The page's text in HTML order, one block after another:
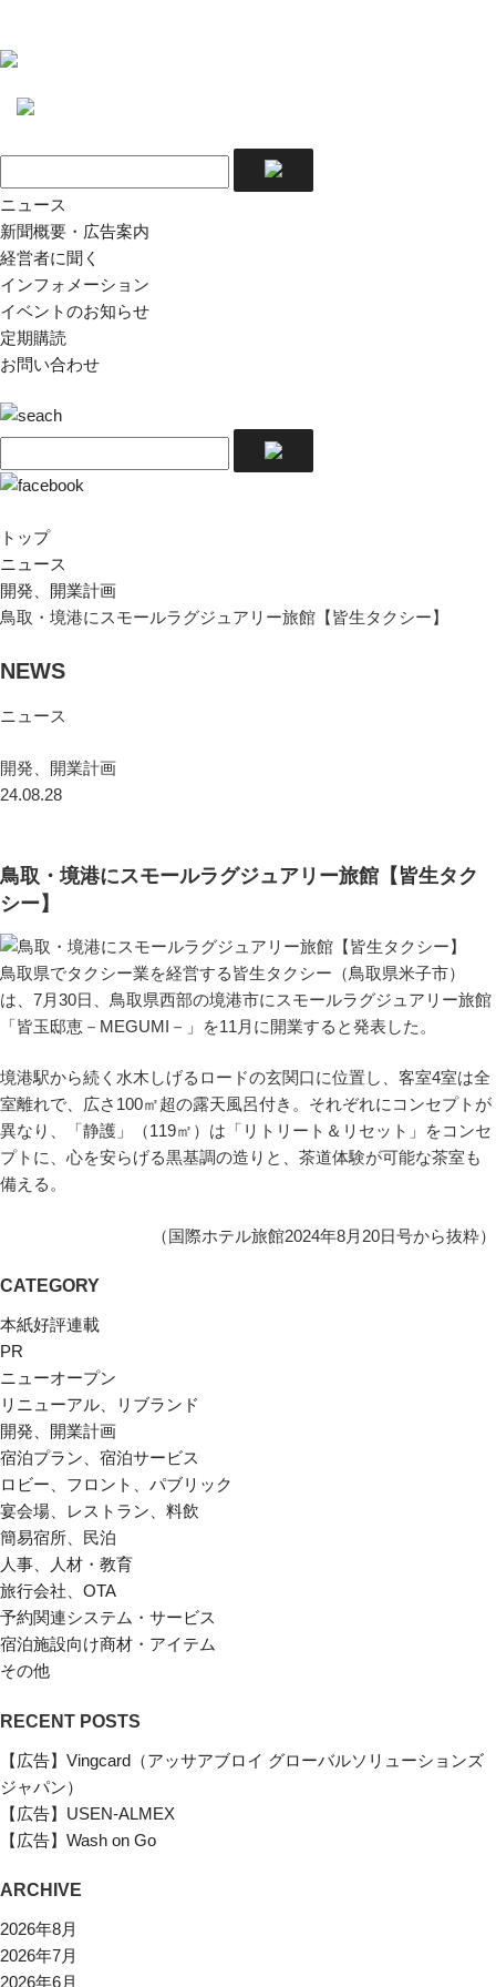
ニュース
新聞概要・広告案内
経営者に聞く
インフォメーション
イベントのお知らせ
定期購読
お問い合わせ
トップ
ニュース
開発、開業計画
鳥取・境港にスモールラグジュアリー旅館【皆生タクシー】
NEWS
ニュース
開発、開業計画
24.08.28
鳥取・境港にスモールラグジュアリー旅館【皆生タク
シー】
鳥取県でタクシー業を経営する皆生タクシー（鳥取県米子市）
は、7月30日、鳥取県西部の境港市にスモールラグジュアリー旅館
「皆玉邸恵－MEGUMI－」を11月に開業すると発表した。
境港駅から続く水木しげるロードの玄関口に位置し、客室4室は全
室離れで、広さ100㎡超の露天風呂付き。それぞれにコンセプトが
異なり、「静護」（119㎡）は「リトリート＆リセット」をコンセ
プトに、心を安らげる黒基調の造りと、茶道体験が可能な茶室も
備える。
（国際ホテル旅館2024年8月20日号から抜粋）
CATEGORY
本紙好評連載
PR
ニューオープン
リニューアル、リブランド
開発、開業計画
宿泊プラン、宿泊サービス
ロビー、フロント、パブリック
宴会場、レストラン、料飲
簡易宿所、民泊
人事、人材・教育
旅行会社、OTA
予約関連システム・サービス
宿泊施設向け商材・アイテム
その他
RECENT POSTS
【広告】Vingcard（アッサアブロイ グローバルソリューションズ
ジャパン）
【広告】USEN-ALMEX
【広告】Wash on Go
ARCHIVE
2026年8月
2026年7月
2026年6月